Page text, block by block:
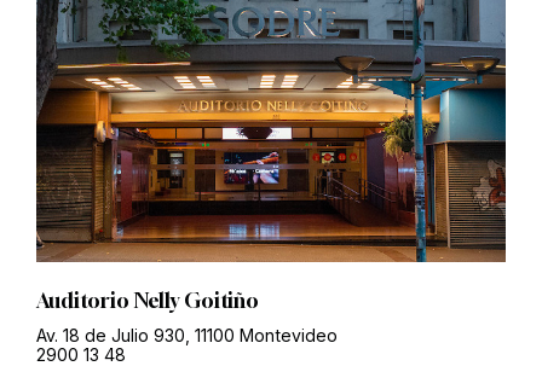
Auditorio Nelly Goitiño
Av. 18 de Julio 930, 11100 Montevideo
2900 13 48